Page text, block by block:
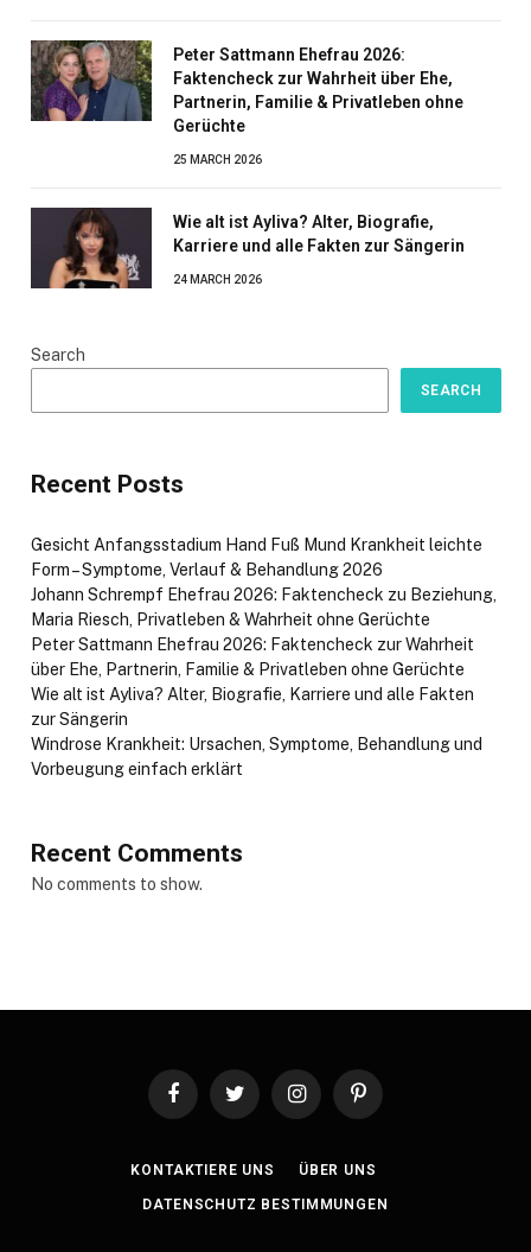
Peter Sattmann Ehefrau 2026:
Faktencheck zur Wahrheit über Ehe,
Partnerin, Familie & Privatleben ohne
Gerüchte
25 MARCH 2026
Wie alt ist Ayliva? Alter, Biografie,
Karriere und alle Fakten zur Sängerin
24 MARCH 2026
Search
SEARCH
Recent Posts
Gesicht Anfangsstadium Hand Fuß Mund Krankheit leichte
Form – Symptome, Verlauf & Behandlung 2026
Johann Schrempf Ehefrau 2026: Faktencheck zu Beziehung,
Maria Riesch, Privatleben & Wahrheit ohne Gerüchte
Peter Sattmann Ehefrau 2026: Faktencheck zur Wahrheit
über Ehe, Partnerin, Familie & Privatleben ohne Gerüchte
Wie alt ist Ayliva? Alter, Biografie, Karriere und alle Fakten
zur Sängerin
Windrose Krankheit: Ursachen, Symptome, Behandlung und
Vorbeugung einfach erklärt
Recent Comments
No comments to show.
FacebookTwitter InstagramPinterest
KONTAKTIERE UNS ÜBER UNS
DATENSCHUTZ BESTIMMUNGEN